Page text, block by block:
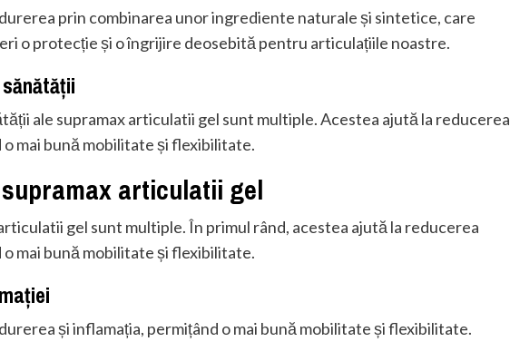
prin combinarea unor ingrediente naturale și sintetice, care
o protecție și o îngrijire deosebită pentru articulațiile noastre.
ale supramax articulatii gel sunt multiple. Acestea ajută la reducerea
mai bună mobilitate și flexibilitate.
articulatii gel
gel sunt multiple. În primul rând, acestea ajută la reducerea
mai bună mobilitate și flexibilitate.
și inflamația, permițând o mai bună mobilitate și flexibilitate.